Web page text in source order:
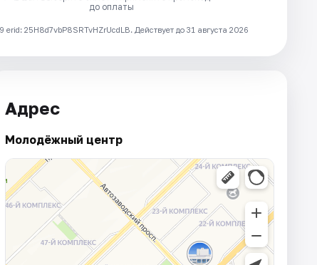
до оплаты
25H8d7vbP8SRTvHZrUcdLB. Действует до 31 августа 2026
Адрес
Молодёжный центр